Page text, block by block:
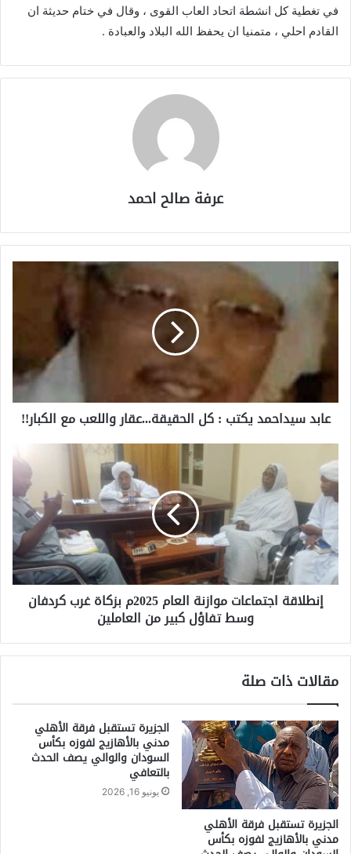
في تغطية كل انشطة اتحاد العاب القوى ، وقال في ختام حديثة ان
القادم احلي ، متمنيا ان يحفظ الله البلاد والعبادة .
عرفة صالح احمد
عابد سيداحمد يكتب : كل الحقيقة...عقار واللعب مع الكبار!!
إنطلاقة اجتماعات موازنة العام 2025م بزكاة غرب كردفان
وسط تفاؤل كبير من العاملين
مقالات ذات صلة
الجزيرة تستقبل فرقة الأهلي
مدني بالأهازيج لفوزه بكأس
الجزيرة تستقبل فرقة الأهلي
مدني بالأهازيج لفوزه بكأس
السودان والوالي يصف الحدث
بالتعافي
يونيو 16, 2026